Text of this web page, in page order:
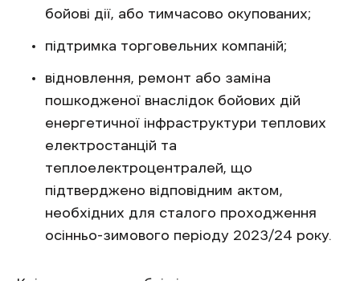
бойові дії, або тимчасово окупованих;
підтримка торговельних компаній;
відновлення, ремонт або заміна
пошкодженої внаслідок бойових дій
енергетичної інфраструктури теплових
електростанцій та
теплоелектроцентралей, що
підтверджено відповідним актом,
необхідних для сталого проходження
осінньо-зимового періоду 2023/24 року.